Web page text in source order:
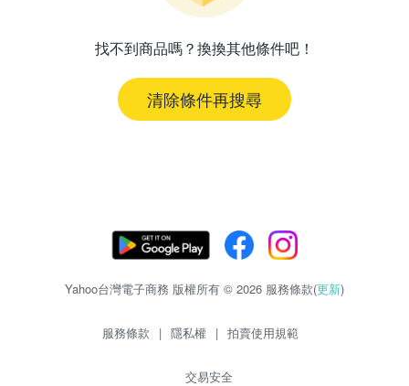
找不到商品嗎？換換其他條件吧！
清除條件再搜尋
Yahoo台灣電子商務 版權所有 © 2026 服務條款(更新)
服務條款 | 隱私權 | 拍賣使用規範
交易安全